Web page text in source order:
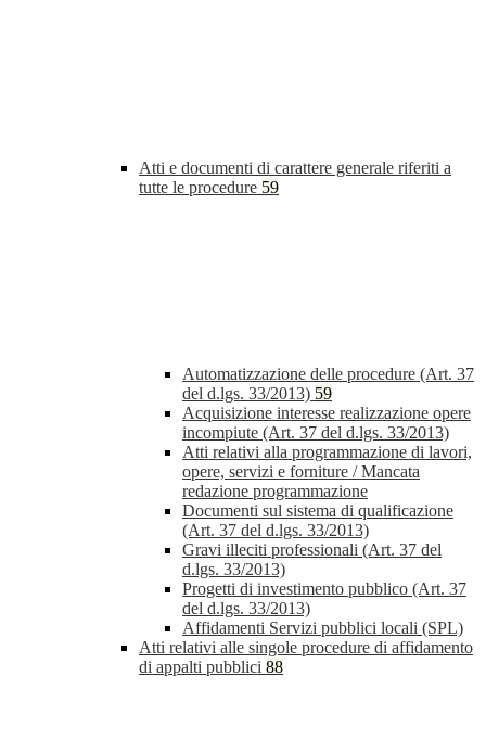
Atti e documenti di carattere generale riferiti a
tutte le procedure 59
Automatizzazione delle procedure (Art. 37
del d.lgs. 33/2013) 59
Acquisizione interesse realizzazione opere
incompiute (Art. 37 del d.lgs. 33/2013)
Atti relativi alla programmazione di lavori,
opere, servizi e forniture / Mancata
redazione programmazione
Documenti sul sistema di qualificazione
(Art. 37 del d.lgs. 33/2013)
Gravi illeciti professionali (Art. 37 del
d.lgs. 33/2013)
Progetti di investimento pubblico (Art. 37
del d.lgs. 33/2013)
Affidamenti Servizi pubblici locali (SPL)
Atti relativi alle singole procedure di affidamento
di appalti pubblici 88